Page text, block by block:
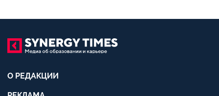
О РЕДАКЦИИ